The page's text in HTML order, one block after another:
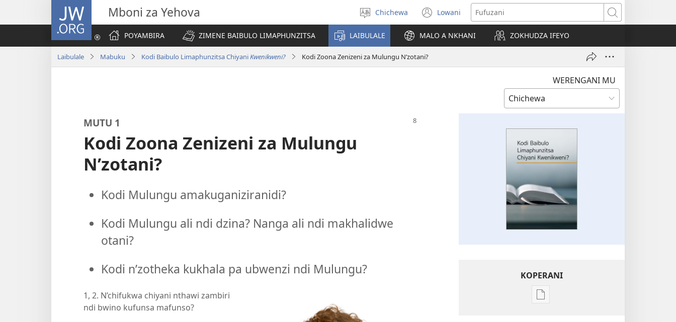
JW.ORG Mboni za Yehova
Sankhani
chinenero
Chichewa Lowani
(imatsegula
tsamba
lina)
Fufuzani
POYAMBIRA
ZIMENE BAIBULO LIMAPHUNZITSA LAIBULALE MALO A NKHANI ZOKHUDZA IFEYO
Laibulale Mabuku Kodi Baibulo Limaphunzitsa ChiyaniKwenikweni? Kodi Zoona Zenizeni za Mulungu N’zotani?
WERENGANI MU
MUTU 1
Kodi Zoona Zenizeni za Mulungu
N’zotani?
Kodi Mulungu amakuganiziranidi?
Kodi Mulungu ali ndi dzina? Nanga ali ndi makhalidwe
otani?
Kodi n’zotheka kukhala pa ubwenzi ndi Mulungu?
1, 2. N’chifukwa chiyani nthawi zambiri
ndi bwino kufunsa mafunso?
KOPERANI
Pangani